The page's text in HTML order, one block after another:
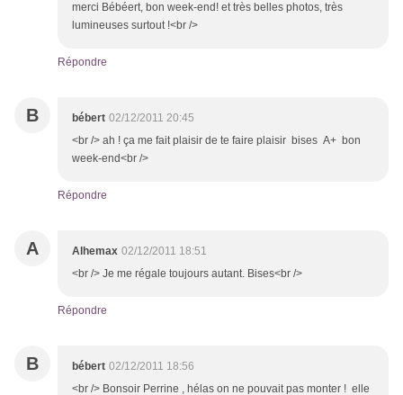
merci Bébéert, bon week-end! et très belles photos, très
lumineuses surtout !<br />
Répondre
B bébert 02/12/2011 20:45
<br /> ah ! ça me fait plaisir de te faire plaisir bises A+ bon
week-end<br />
Répondre
A Alhemax 02/12/2011 18:51
<br /> Je me régale toujours autant. Bises<br />
Répondre
B bébert 02/12/2011 18:56
<br /> Bonsoir Perrine , hélas on ne pouvait pas monter ! elle